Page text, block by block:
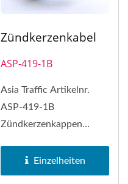
Zündkerzenkabel
ASP-419-1B
Asia Traffic Artikelnr.
ASP-419-1B
Zündkerzenkappen
Zündkerzenkappen Nr.
LB05E...
Einzelheiten